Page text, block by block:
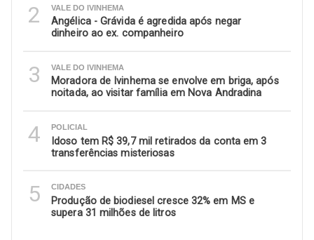
2 VALE DO IVINHEMA
Angélica - Grávida é agredida após negar
dinheiro ao ex. companheiro
3 VALE DO IVINHEMA
Moradora de Ivinhema se envolve em briga, após
noitada, ao visitar família em Nova Andradina
4 POLICIAL
Idoso tem R$ 39,7 mil retirados da conta em 3
transferências misteriosas
5 CIDADES
Produção de biodiesel cresce 32% em MS e
supera 31 milhões de litros